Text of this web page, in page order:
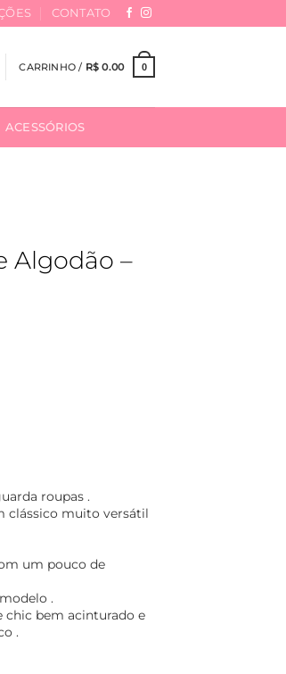
CONTATO
CARRINHO / R$ 0.00 0
ACESSÓRIOS
Algodão –
roupas .
clássico muito versátil
um pouco de
.
chic bem acinturado e
.